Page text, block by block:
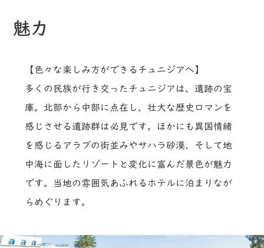
魅力
【色々な楽しみ方ができるチュニジアへ】
多くの民族が行き交ったチュニジアは、遺跡の宝
庫。北部から中部に点在し、壮大な歴史ロマンを
感じさせる遺跡群は必見です。ほかにも異国情緒
を感じるアラブの街並みやサハラ砂漠、そして地
中海に面したリゾートと変化に富んだ景色が魅力
です。当地の雰囲気あふれるホテルに泊まりなが
らめぐります。